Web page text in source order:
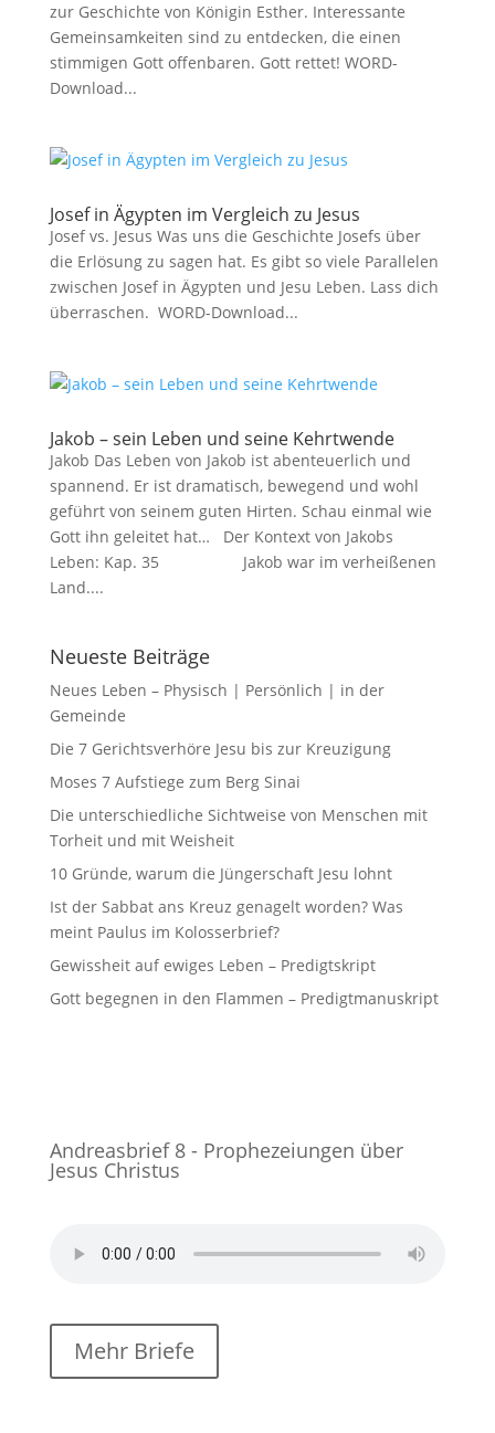
zur Geschichte von Königin Esther. Interessante
Gemeinsamkeiten sind zu entdecken, die einen
stimmigen Gott offenbaren. Gott rettet! WORD-
Download...
Josef in Ägypten im Vergleich zu Jesus
Josef vs. Jesus Was uns die Geschichte Josefs über
die Erlösung zu sagen hat. Es gibt so viele Parallelen
zwischen Josef in Ägypten und Jesu Leben. Lass dich
überraschen. WORD-Download...
Jakob – sein Leben und seine Kehrtwende
Jakob Das Leben von Jakob ist abenteuerlich und
spannend. Er ist dramatisch, bewegend und wohl
geführt von seinem guten Hirten. Schau einmal wie
Gott ihn geleitet hat… Der Kontext von Jakobs
Leben: Kap. 35 Jakob war im verheißenen
Land....
Neueste Beiträge
Neues Leben – Physisch | Persönlich | in der
Gemeinde
Die 7 Gerichtsverhöre Jesu bis zur Kreuzigung
Moses 7 Aufstiege zum Berg Sinai
Die unterschiedliche Sichtweise von Menschen mit
Torheit und mit Weisheit
10 Gründe, warum die Jüngerschaft Jesu lohnt
Ist der Sabbat ans Kreuz genagelt worden? Was
meint Paulus im Kolosserbrief?
Gewissheit auf ewiges Leben – Predigtskript
Gott begegnen in den Flammen – Predigtmanuskript
Andreasbrief 8 - Prophezeiungen über
Jesus Christus
Mehr Briefe